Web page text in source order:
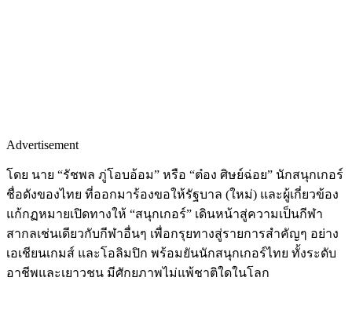
Advertisement
โดย นาย “รัชพล ภู่โอบอ้อม” หรือ “ต๋อง ศิษย์ฉ่อย” นักสนุกเกอร์
ชื่อดังของไทย ที่ออกมาร้องขอให้รัฐบาล (ใหม่) และผู้เกี่ยวข้อง
แก้กฏหมายเปิดทางให้ “สนุกเกอร์” เดินหน้าสู่ความเป็นกีฬา
สากลเช่นเดียวกับกีฬาอื่นๆ เพื่อกรุยทางสู่รายการสำคัญๆ อย่าง
เอเชียนเกมส์ และโอลิมปิก พร้อมยันนักสนุกเกอร์ไทย ทั้งระดับ
อาชีพและเยาวชน มีศักยภาพไม่แพ้ชาติใดในโลก